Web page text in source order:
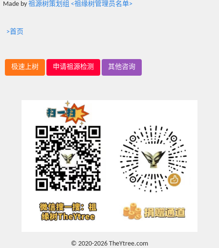
Made by 祖源树策划组 <祖缘树管理员名单>
>首页
极速上树 申请祖源检测 其他咨询
© 2020-2026 TheYtree.com